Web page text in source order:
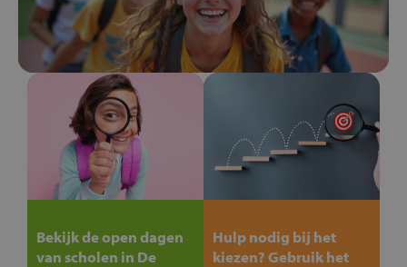
Bekijk de open dagen
van scholen in De
Hulp nodig bij het
kiezen? Gebruik het